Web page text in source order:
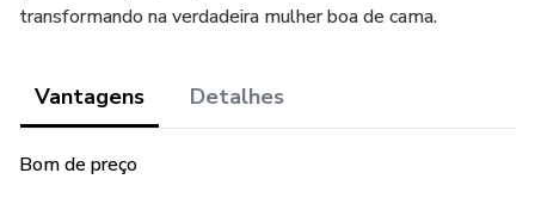
transformando na verdadeira mulher boa de cama.
Vantagens Detalhes
Bom de preço